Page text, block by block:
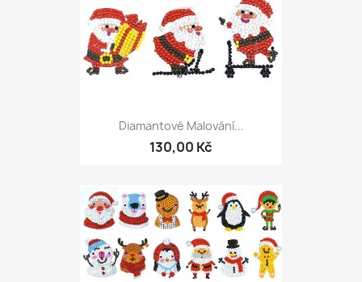
Diamantové Malování...
130,00 Kč